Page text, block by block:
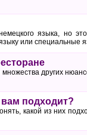
языка, но
или специальные
других
вам подходит?
какой из них